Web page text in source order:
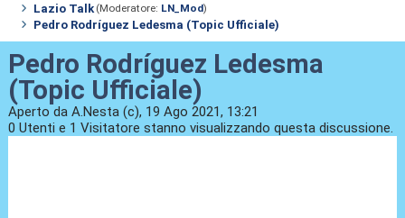
Lazio Talk (Moderatore: LN_Mod)
Pedro Rodríguez Ledesma (Topic Ufficiale)
Pedro Rodríguez Ledesma
(Topic Ufficiale)
Aperto da A.Nesta (c), 19 Ago 2021, 13:21
0 Utenti e 1 Visitatore stanno visualizzando questa discussione.